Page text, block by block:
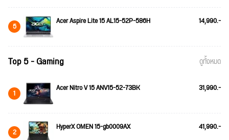
5 Acer Aspire Lite 15 AL15-52P-586H 14,990.-
Top 5 - Gaming ดูทั้งหมด
1 Acer Nitro V 15 ANV15-52-73BK 31,990.-
2 HyperX OMEN 15-gb0009AX 41,990.-